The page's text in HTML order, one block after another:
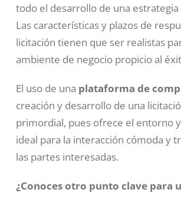
todo el desarrollo de una estrategia
Las características y plazos de
licitación tienen que ser realistas
ambiente de negocio propicio al
El uso de una plataforma de
creación y desarrollo de una
primordial, pues ofrece el entorno
ideal para la interacción cómoda y
las partes interesadas.
¿Conoces otro punto clave para